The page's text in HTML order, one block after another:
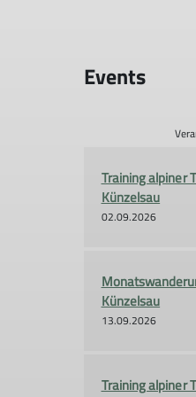
Events
Training alpiner
Künzelsau
02.09.2026
Künzelsau
13.09.2026
Training alpiner